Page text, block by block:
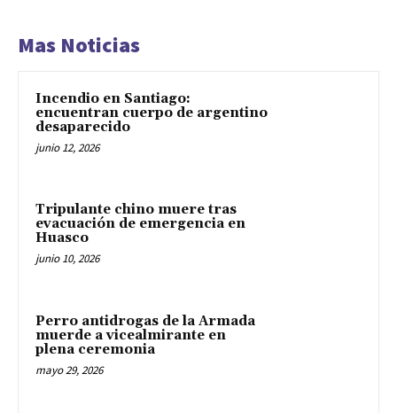
Mas Noticias
Incendio en Santiago:
encuentran cuerpo de argentino
desaparecido
junio 12, 2026
Tripulante chino muere tras
evacuación de emergencia en
Huasco
junio 10, 2026
Perro antidrogas de la Armada
muerde a vicealmirante en
plena ceremonia
mayo 29, 2026